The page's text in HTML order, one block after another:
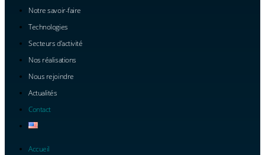
Notre savoir-faire
Technologies
Secteurs d’activité
Nos réalisations
Nous rejoindre
Actualités
Contact
Accueil